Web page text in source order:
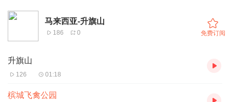
马来西亚-升旗山
186 0 免费订阅
升旗山
126 01:18
槟城飞禽公园